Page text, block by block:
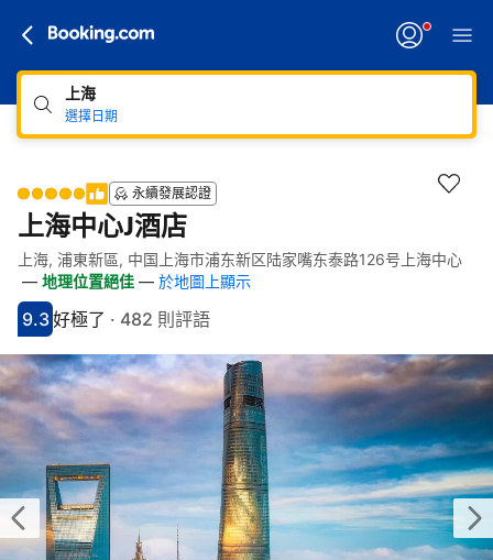
上海
選擇日期
永續發展認證
上海中心J酒店
快速連結
跳至住宿介紹
跳至熱門設施
跳至客房類型
跳至訂房政策
上海, 浦東新區, 中国上海市浦东新区陆家嘴东泰路126号上海中心
— 地理位置絕佳 — 於地圖上顯示
分數9.3分
9.3
評比好極了
好極了 · 482 則評語